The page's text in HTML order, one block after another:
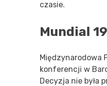
czasie.
Mundial
Międzynarodowa
konferencji w
Decyzja nie była